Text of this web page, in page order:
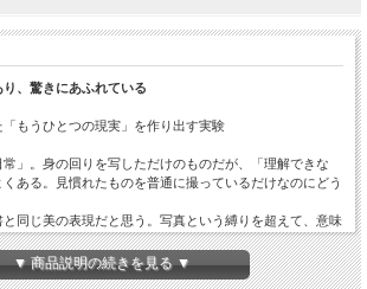
、驚きにあふれている
もうひとつの現実」を作り出す実験
」。身の回りを写しただけのものだが、「理解できな
ある。見慣れたものを普通に撮っているだけなのにどう
同じ美の表現だと思う。写真という縛りを超えて、意味
れるその美を感じてほしい。
▼ 商品説明の続きを見る ▼